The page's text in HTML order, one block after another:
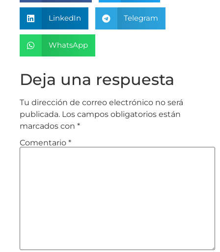
LinkedIn Telegram
WhatsApp
Deja una respuesta
Tu dirección de correo electrónico no será
publicada. Los campos obligatorios están
marcados con *
Comentario *